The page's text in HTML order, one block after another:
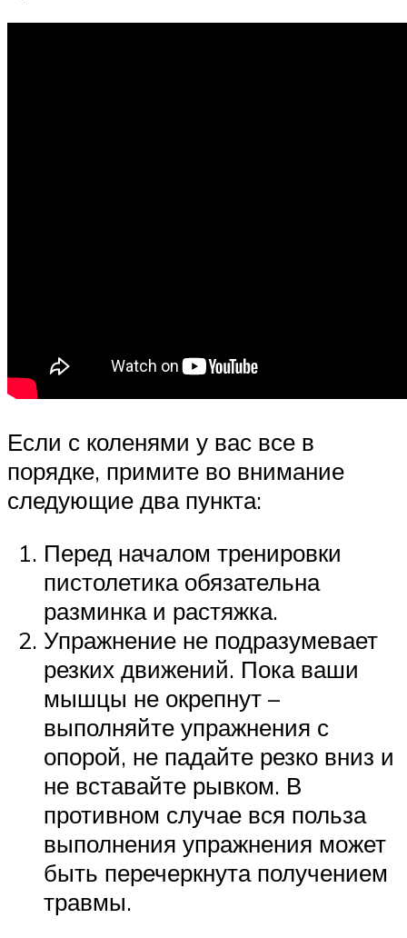
Если с коленями у вас все в
порядке, примите во внимание
следующие два пункта:
Перед началом тренировки
пистолетика обязательна
разминка и растяжка.
Упражнение не подразумевает
резких движений. Пока ваши
мышцы не окрепнут –
выполняйте упражнения с
опорой, не падайте резко вниз и
не вставайте рывком. В
противном случае вся польза
выполнения упражнения может
быть перечеркнута получением
травмы.